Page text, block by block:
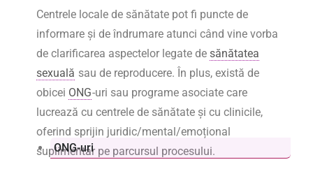
Centrele locale de sănătate pot fi puncte de
informare și de îndrumare atunci când vine vorba
de clarificarea aspectelor legate de sănătatea
sexuală sau de reproducere. În plus, există de
obicei ONG-uri sau programe asociate care
lucrează cu centrele de sănătate și cu clinicile,
oferind sprijin juridic/mental/emoțional
suplimentar pe parcursul procesului.
ONG-uri